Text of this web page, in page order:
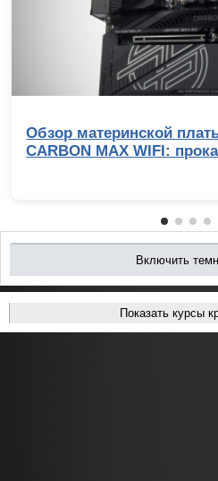
Обзор материнской
CARBON MAX WIFI:
Включить
Показать курсы